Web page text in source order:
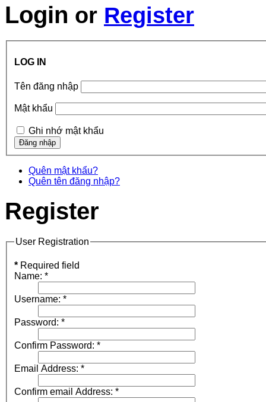
Login or Register
LOG IN
Tên đăng nhập
Mật khẩu
Ghi nhớ mật khẩu
Quên mật khẩu?
Quên tên đăng nhập?
Register
User Registration
* Required field
Name: *
Username: *
Password: *
Confirm Password: *
Email Address: *
Confirm email Address: *